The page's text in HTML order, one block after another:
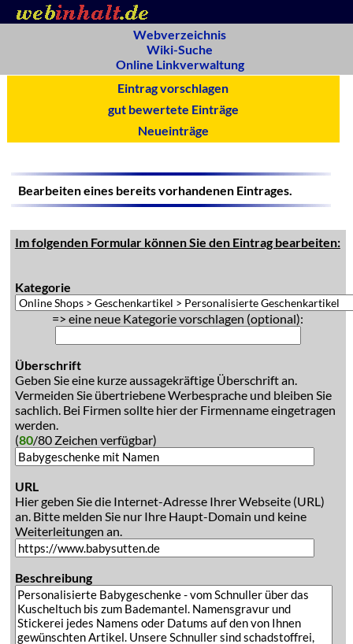
Webverzeichnis
Wiki-Suche
Online Linkverwaltung
Eintrag vorschlagen
gut bewertete Einträge
Neueinträge
Bearbeiten eines bereits vorhandenen Eintrages.
Im folgenden Formular können Sie den Eintrag bearbeiten:
Kategorie
=> eine neue Kategorie vorschlagen (optional):
Überschrift
Geben Sie eine kurze aussagekräftige Überschrift an.
Vermeiden Sie übertriebene Werbesprache und bleiben Sie
sachlich. Bei Firmen sollte hier der Firmenname eingetragen
werden.
(80/80 Zeichen verfügbar)
URL
Hier geben Sie die Internet-Adresse Ihrer Webseite (URL)
an. Bitte melden Sie nur Ihre Haupt-Domain und keine
Weiterleitungen an.
Beschreibung